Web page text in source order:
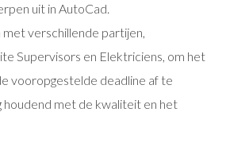
uit in AutoCad.
met verschillende partijen,
Supervisors en Elektriciens, om het
vooropgestelde deadline af te
houdend met de kwaliteit en het